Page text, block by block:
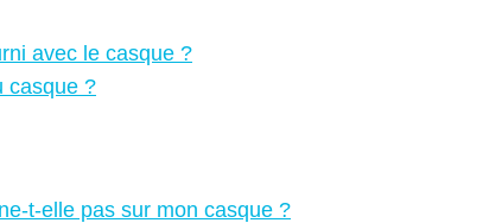
avec le casque ?
casque ?
t-elle pas sur mon casque ?